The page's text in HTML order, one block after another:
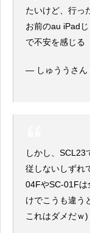
たいけど、行っ
お前のau iPad
で不安を感じる
— しゅううさん
しかし、SCL23
従しないしずれ
04FやSC-01Fは
けでこうも違う
これはダメだｗ)